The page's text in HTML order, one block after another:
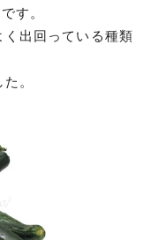
す。
出回っている種類
。